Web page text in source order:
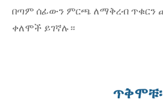
በጣም ሰፊውን ምርጫ ለማቅረብ ጥቁርን
ቀለሞች ይገኛሉ።